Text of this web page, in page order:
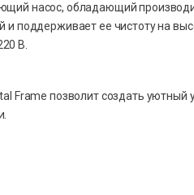
насос, обладающий
и поддерживает ее чистоту на
В.
Frame позволит создать